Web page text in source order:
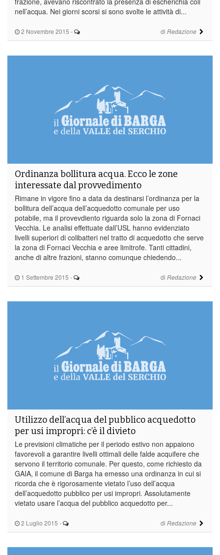
2 Novembre 2015 - di Redazione
nell’acqua. Nei giorni scorsi si sono svolte le attività di...
1 Settembre 2015 - di Redazione
Ordinanza bollitura acqua. Ecco le zone
interessate dal provvedimento
Rimane in vigore fino a data da destinarsi l’ordinanza per la
bollitura dell’acqua dell’acquedotto comunale per uso
potabile, ma il provevdiento riguarda solo la zona di Fornaci
Vecchia. Le analisi effettuate dall’USL hanno evidenziato
livelli superiori di colibatteri nel tratto di acquedotto che serve
la zona di Fornaci Vecchia e aree limitrofe. Tanti cittadini,
anche di altre frazioni, stanno comunque chiedendo...
2 Luglio 2015 - di Redazione
Utilizzo dell’acqua del pubblico acquedotto
per usi impropri: c’è il divieto
Le previsioni climatiche per il periodo estivo non appaiono
favorevoli a garantire livelli ottimali delle falde acquifere che
servono il territorio comunale. Per questo, come richiesto da
GAIA, il comune di Barga ha emesso una ordinanza in cui si
ricorda che è rigorosamente vietato l’uso dell’acqua
dell’acquedotto pubblico per usi impropri. Assolutamente
vietato usare l’acqua del pubblico acquedotto per...